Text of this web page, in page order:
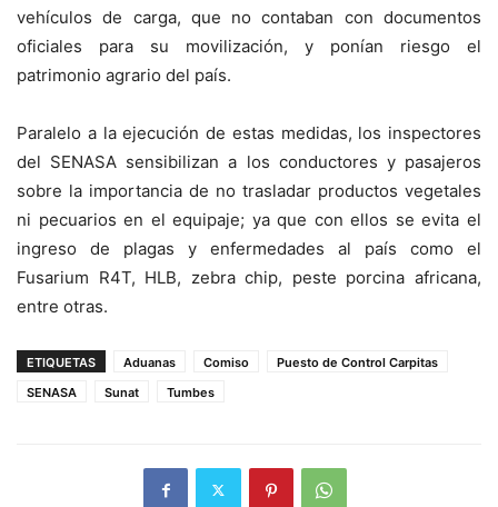
vehículos de carga, que no contaban con documentos
oficiales para su movilización, y ponían riesgo el
patrimonio agrario del país.
Paralelo a la ejecución de estas medidas, los inspectores
del SENASA sensibilizan a los conductores y pasajeros
sobre la importancia de no trasladar productos vegetales
ni pecuarios en el equipaje; ya que con ellos se evita el
ingreso de plagas y enfermedades al país como el
Fusarium R4T, HLB, zebra chip, peste porcina africana,
entre otras.
ETIQUETAS Aduanas Comiso
Puesto de Control Carpitas
SENASA
Sunat Tumbes